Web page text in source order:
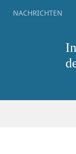
NACHRICHTEN